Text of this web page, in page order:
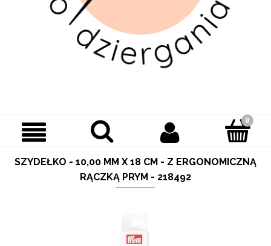
SZYDEŁKO - 10,00 MM X 18 CM - Z ERGONOMICZNĄ
RĄCZKĄ PRYM - 218492